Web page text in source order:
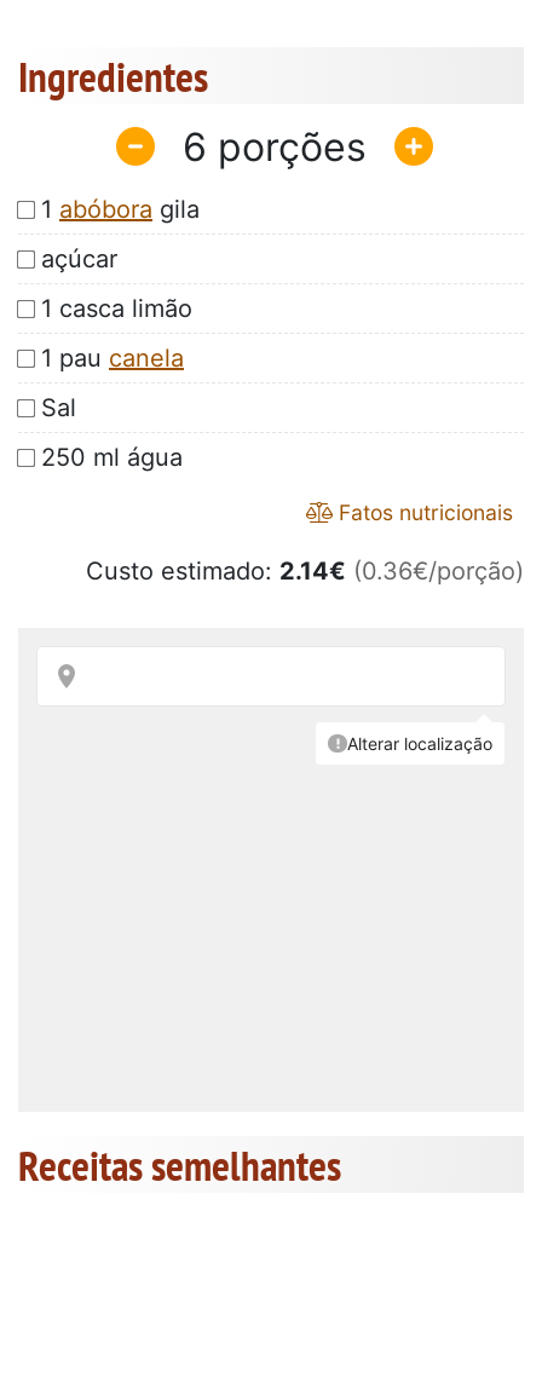
Ingredientes
6
1 abóbora gila
açúcar
1 casca limão
1 pau canela
Sal
250 ml água
Fatos nutricionais
Custo estimado: 2.14€ (0.36€/porção)
Receitas semelhantes